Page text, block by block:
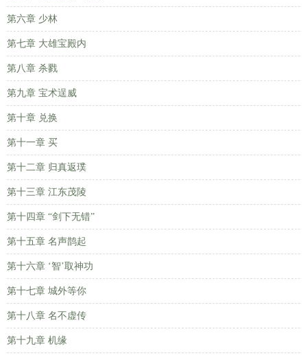
第六章 少林
第七章 大雄宝殿内
第八章 杀戮
第九章 宝术逞威
第十章 兑换
第十一章 买
第十二章 归真返璞
第十三章 江东茂陵
第十四章 “剑下无错”
第十五章 名声鹊起
第十六章 ‘智’取神功
第十七章 城外等你
第十八章 名不虚传
第十九章 机缘